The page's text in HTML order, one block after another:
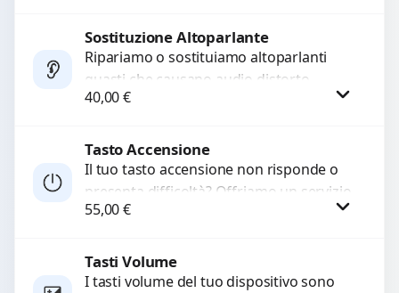
di...
Procedi
Sostituzione Altoparlante
Ripariamo o sostituiamo altoparlanti
guasti che causano audio distorto,
basso o assente. Utilizziamo ricambi di
40,00€
Procedi
Tasto Accensione
Il tuo tasto accensione non risponde o
presenta difficoltà? Offriamo un servizio
professionale di riparazione o
55,00€
Tasti Volume
I tasti volume del tuo dispositivo sono